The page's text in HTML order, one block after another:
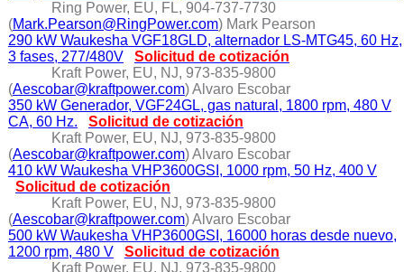
Ring Power, EU, FL, 904-737-7730
(Mark.Pearson@RingPower.com) Mark Pearson
290 kW Waukesha VGF18GLD, alternador LS-MTG45, 60 Hz,
3 fases, 277/480V
Solicitud de cotización
Kraft Power, EU, NJ, 973-835-9800
(Aescobar@kraftpower.com) Alvaro Escobar
350 kW Generador, VGF24GL, gas natural, 1800 rpm, 480 V
CA, 60 Hz.
Solicitud de cotización
Kraft Power, EU, NJ, 973-835-9800
(Aescobar@kraftpower.com) Alvaro Escobar
410 kW Waukesha VHP3600GSI, 1000 rpm, 50 Hz, 400 V
Solicitud de cotización
Kraft Power, EU, NJ, 973-835-9800
(Aescobar@kraftpower.com) Alvaro Escobar
500 kW Waukesha VHP3600GSI, 16000 horas desde nuevo,
1200 rpm, 480 V
Solicitud de cotización
Kraft Power, EU, NJ, 973-835-9800